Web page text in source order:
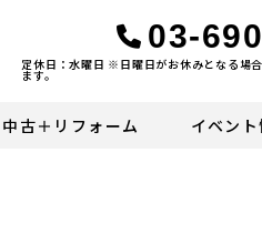
03-
定休日：水曜日 ※日曜日がお休みとなる場
ます。
中古＋リフォーム イベン